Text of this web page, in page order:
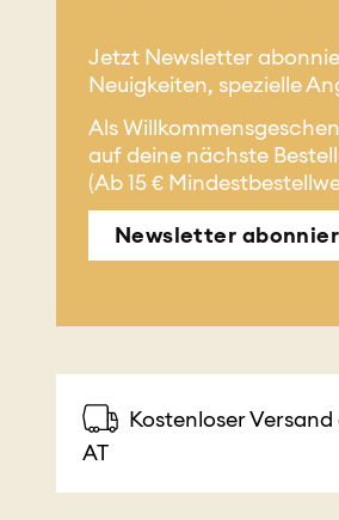
Jetzt Newsletter
Neuigkeiten, spezielle
Als
auf deine nächste
(Ab 15 €
Newsletter
Kostenloser Versand
AT